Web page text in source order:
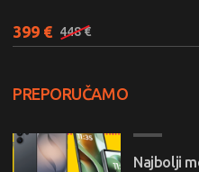
399 € 448 €
PREPORUČAMO
Najbolji